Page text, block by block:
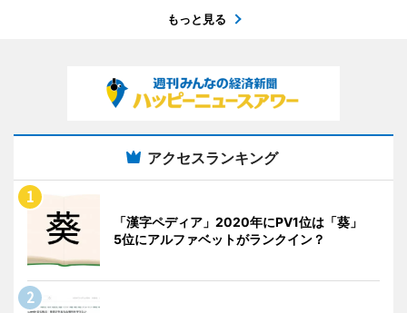
もっと見る
アクセスランキング
「漢字ペディア」2020年にPV1位は「葵」
5位にアルファベットがランクイン？